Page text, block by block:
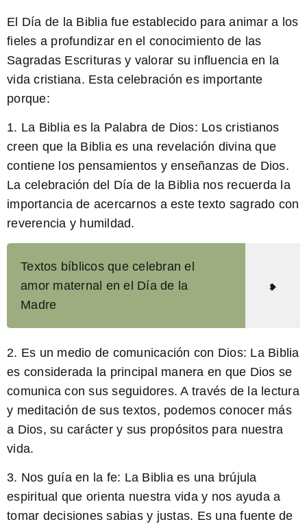
El Día de la Bibliafue establecido para animar a los
fieles a profundizar en el conocimiento de las
Sagradas Escrituras y valorar su influencia en la
vida cristiana. Esta celebración es importante
porque:
1. La Biblia es la Palabra de Dios: Los cristianos
creen que la Biblia es una revelación divina que
contiene los pensamientos y enseñanzas de Dios.
La celebración del Día de la Biblia nos recuerda la
importancia de acercarnos a este texto sagrado con
reverencia y humildad.
Textos bíblicos que celebran el
amor maternal en el Día de la
Madre
2. Es un medio de comunicación con Dios: La Biblia
es considerada la principal manera en que Dios se
comunica con sus seguidores. A través de la lectura
y meditación de sus textos, podemos conocer más
a Dios, su carácter y sus propósitos para nuestra
vida.
3. Nos guía en la fe: La Biblia es una brújula
espiritual que orienta nuestra vida y nos ayuda a
tomar decisiones sabias y justas. Es una fuente de